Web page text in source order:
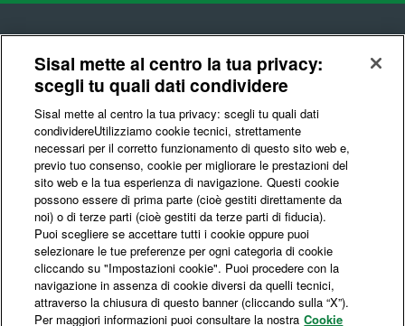
© Sisal S.p.A.
Codice Fiscale e Partita IVA : 10541150966
Privacy e Data Ethics
Cookie Certificazioni
Cambia Lingua ITA ENG
Siamo un'azienda che da oltre 70 anni opera nel mercato dei giochi per
offrire la miglior proposta di intrattenimento in modo responsabile e
sostenibile nel tempo.
Sisal mette al centro la tua privacy:
scegli tu quali dati condividere
Sisal mette al centro la tua privacy: scegli tu quali dati
condividere​Utilizziamo cookie tecnici, strettamente
necessari per il corretto funzionamento di questo sito web e,
previo tuo consenso, cookie per migliorare le prestazioni del
sito web e la tua esperienza di navigazione. Questi cookie
possono essere di prima parte (cioè gestiti direttamente da
noi) o di terze parti (cioè gestiti da terze parti di fiducia).
Puoi scegliere se accettare tutti i cookie oppure puoi
selezionare le tue preferenze per ogni categoria di cookie
cliccando su "Impostazioni cookie". Puoi procedere con la
navigazione in assenza di cookie diversi da quelli tecnici,
attraverso la chiusura di questo banner (cliccando sulla “X”).
Per maggiori informazioni puoi consultare la nostra Cookie